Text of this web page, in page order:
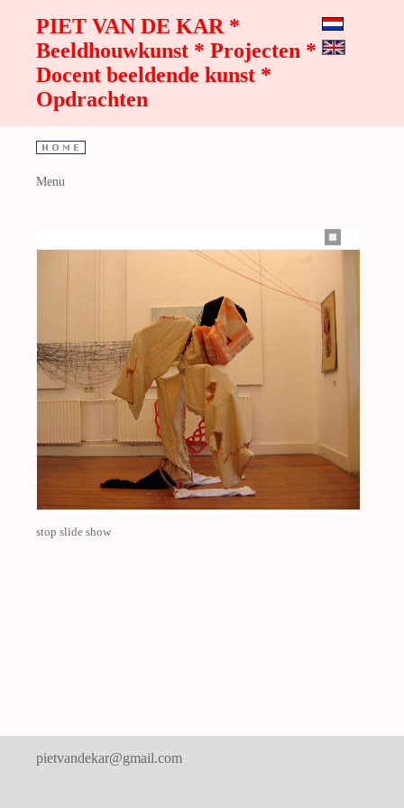
PIET VAN DE KAR *
Beeldhouwkunst * Projecten *
Docent beeldende kunst *
Opdrachten
Menu
stop slide show
pietvandekar@gmail.com